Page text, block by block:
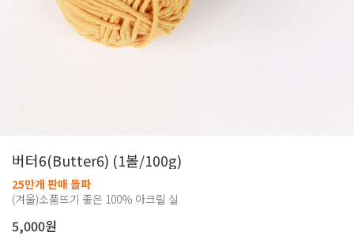
버터6(Butter6) (1볼/100g)
25만개 판매 돌파
(겨울)소품뜨기 좋은 100% 아크릴 실
5,000원